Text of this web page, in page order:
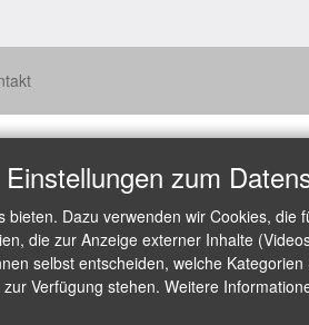
zum
Dazu verwenden wir Cookies,
die zur Anzeige externer Inhalte
selbst entscheiden, welche
Verfügung stehen. Weitere